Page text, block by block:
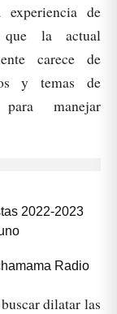
experiencia de
que la actual
carece de
y temas de
manejar
Radio
dilatar las